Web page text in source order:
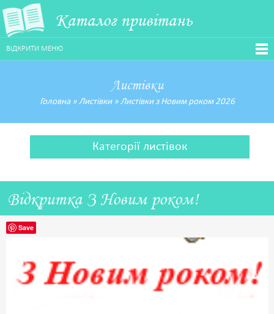
Каталог привітань
ВІДКРИТИ МЕНЮ
Листівки
Головна» Листівки» Листівки з Новим роком 2026
Категорії листівок
Відкритка З Новим роком!
Save